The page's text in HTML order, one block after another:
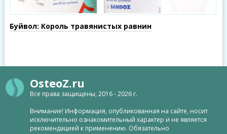
Буйвол: Король травянистых равнин
OsteoZ.ru
Все права защищены, 2016 - 2026 г.
Внимание! Информация, опубликованная на сайте, носит
исключительно ознакомительный характер и не является
рекомендацией к применению. Обязательно